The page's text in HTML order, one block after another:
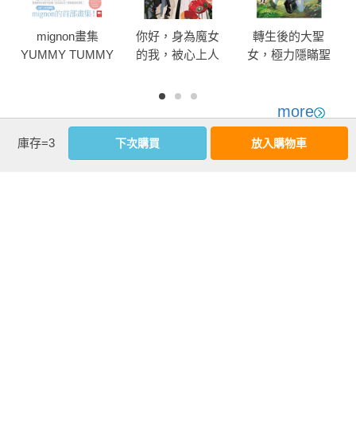
mignon畫集
YUMMY TUMMY
你好，身為魔女
的我，被心上人
藥。(01)
轉生後的大聖
女，極力隱瞞聖
more
優惠活動快訊
庫存=3 下次購買 放入購物車